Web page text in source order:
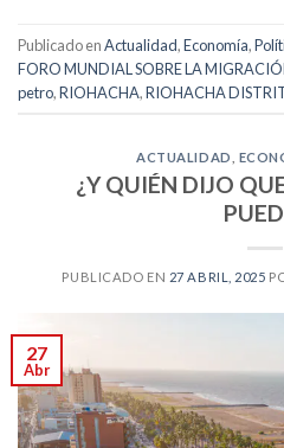
Publicado enActualidad,Economía,
FORO MUNDIAL SOBRE LA
petro,RIOHACHA,RIOHACHA
ACTUALIDAD
¿Y QUIÉN DIJO
PUBLICADO EN 27 ABRIL, 2025
27
Abr